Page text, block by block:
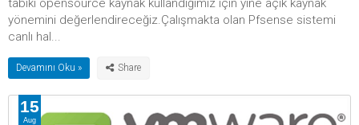
tabiki opensource kaynak kullandığımız için yine açık kaynak
yönemini değerlendireceğiz.Çalışmakta olan Pfsense sistemi
canlı hal...
Devamını Oku »
15
Aug